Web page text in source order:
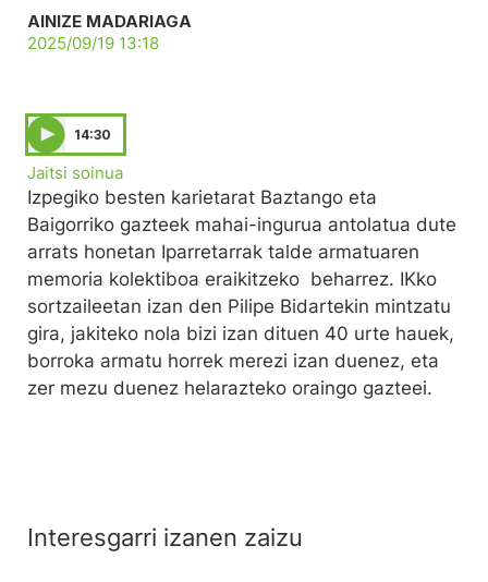
AINIZE MADARIAGA
2025/09/19 13:18
14:30
Jaitsi soinua
Izpegiko besten karietarat Baztango eta
Baigorriko gazteek mahai-ingurua antolatua dute
arrats honetan Iparretarrak talde armatuaren
memoria kolektiboa eraikitzeko beharrez. IKko
sortzaileetan izan den Pilipe Bidartekin mintzatu
gira, jakiteko nola bizi izan dituen 40 urte hauek,
borroka armatu horrek merezi izan duenez, eta
zer mezu duenez helarazteko oraingo gazteei.
Interesgarri izanen zaizu